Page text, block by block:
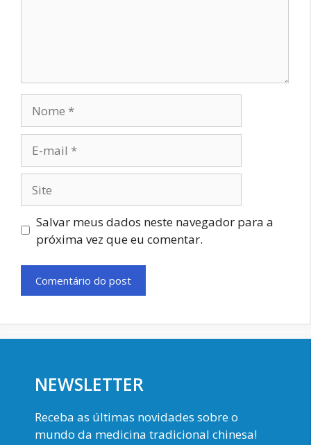
mail
Salvar meus dados neste navegador para a
próxima vez que eu comentar.
NEWSLETTER
Receba as últimas novidades sobre o
mundo da medicina tradicional chinesa!